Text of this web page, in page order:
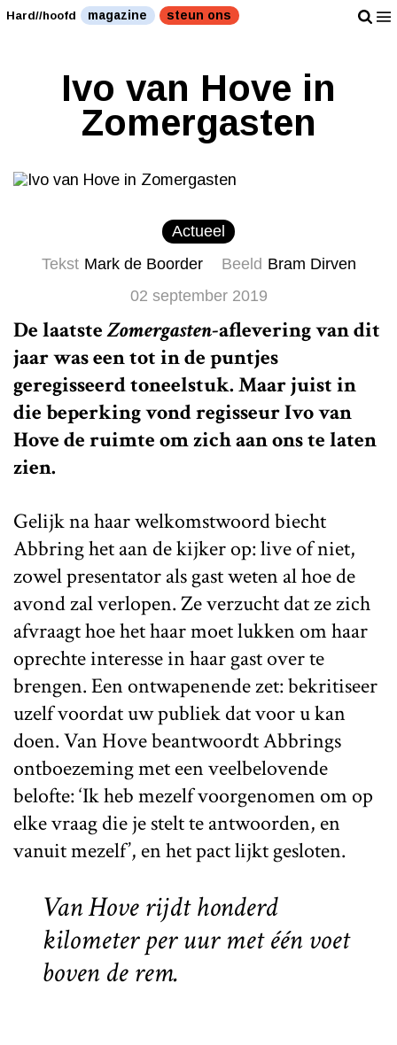
Hard//hoofd magazine steun ons
Ivo van Hove in
Zomergasten
Actueel
Tekst Mark de Boorder Beeld Bram Dirven
02 september 2019
De laatsteZomergasten-aflevering van dit
jaar was een tot in de puntjes
geregisseerd toneelstuk. Maar juist in
die beperking vond regisseur Ivo van
Hove de ruimte om zich aan ons te laten
zien.
Gelijk na haar welkomstwoord biecht
Abbring het aan de kijker op: live of niet,
zowel presentator als gast weten al hoe de
avond zal verlopen. Ze verzucht dat ze zich
afvraagt hoe het haar moet lukken om haar
oprechte interesse in haar gast over te
brengen. Een ontwapenende zet: bekritiseer
uzelf voordat uw publiek dat voor u kan
doen. Van Hove beantwoordt Abbrings
ontboezeming met een veelbelovende
belofte: ‘Ik heb mezelf voorgenomen om op
elke vraag die je stelt te antwoorden, en
vanuit mezelf’, en het pact lijkt gesloten.
Van Hove rijdt honderd
kilometer per uur met één voet
boven de rem.